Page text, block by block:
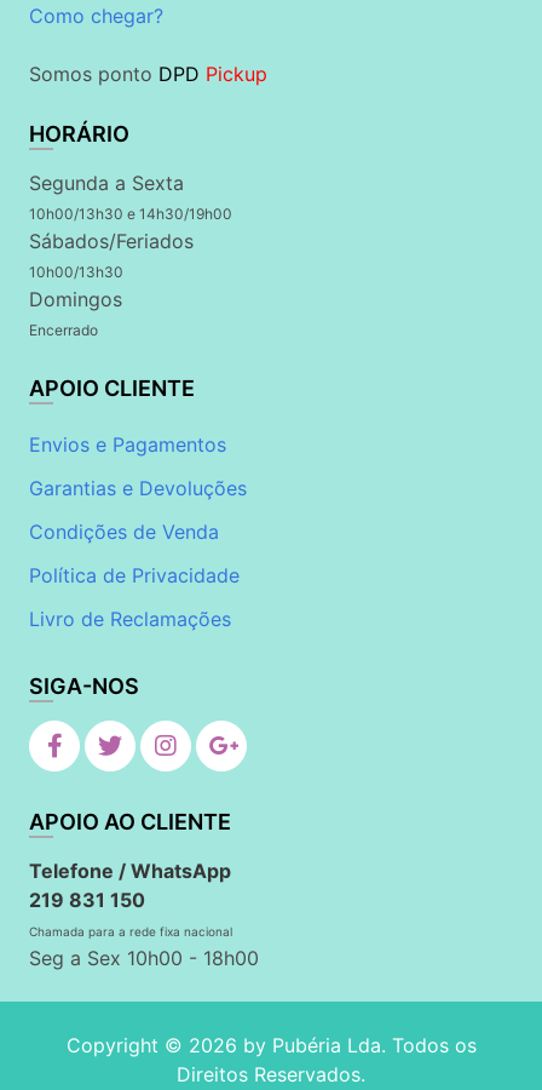
Como chegar?
Somos ponto DPD Pickup
HORÁRIO
Segunda a Sexta
10h00/13h30 e 14h30/19h00
Sábados/Feriados
10h00/13h30
Domingos
Encerrado
APOIO CLIENTE
Envios e Pagamentos
Garantias e Devoluções
Condições de Venda
Política de Privacidade
Livro de Reclamações
SIGA-NOS
APOIO AO CLIENTE
Telefone / WhatsApp
219 831 150
Chamada para a rede fixa nacional
Seg a Sex 10h00 - 18h00
Copyright © 2026 by Pubéria Lda. Todos os
Direitos Reservados.